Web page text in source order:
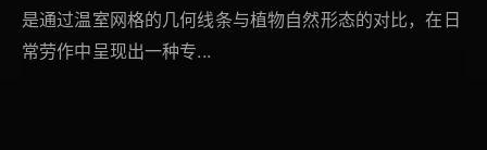
是通过温室网格的几何线条与植物自然形态的对比，在日
常劳作中呈现出一种专...